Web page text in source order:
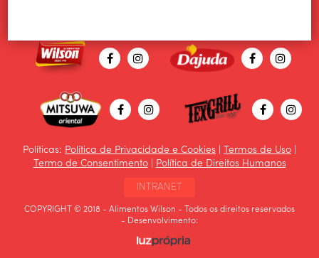
Políticas: Política de Privacidade e Cookies Termos de Uso
Termo de Consentimento| Política de Direitos Humanos
INTRANET
COPYRIGHT © 2018 - Alimentos Wilson - Todos os direitos reservados
- Desenvolvimento: